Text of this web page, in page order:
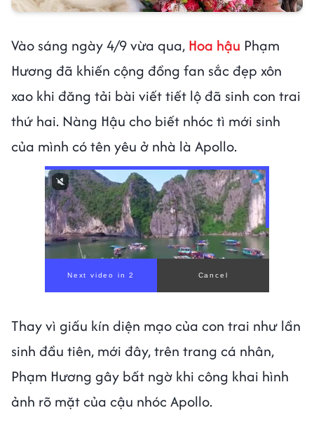
Vào sáng ngày 4/9 vừa qua, Hoa hậu Phạm
Hương đã khiến cộng đồng fan sắc đẹp xôn
xao khi đăng tải bài viết tiết lộ đã sinh con trai
thứ hai. Nàng Hậu cho biết nhóc tì mới sinh
của mình có tên yêu ở nhà là Apollo.
Thay vì giấu kín diện mạo của con trai như lần
sinh đầu tiên, mới đây, trên trang cá nhân,
Phạm Hương gây bất ngờ khi công khai hình
ảnh rõ mặt của cậu nhóc Apollo.